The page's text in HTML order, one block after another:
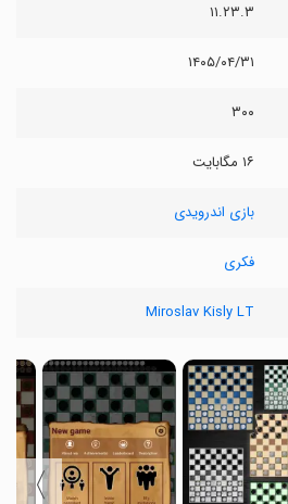
۱۱.۲۳.۳
۱۴۰۵/۰۴/۳۱
۳۰۰
۱۶ مگابایت
بازی اندرویدی
فکری
Miroslav Kisly LT
〉